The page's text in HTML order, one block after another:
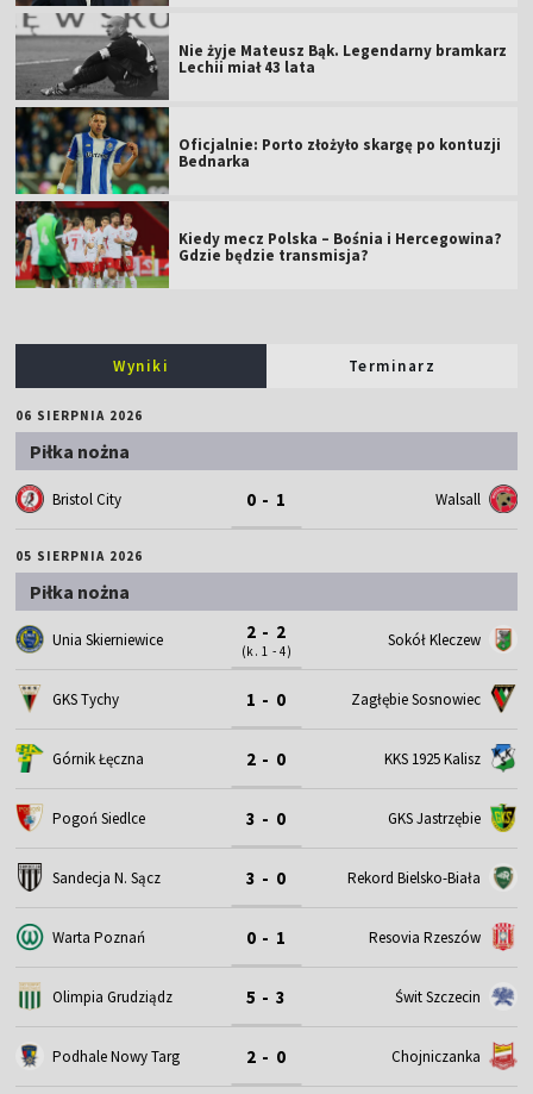
Nie żyje Mateusz Bąk. Legendarny bramkarz
Lechii miał 43 lata
Oficjalnie: Porto złożyło skargę po kontuzji
Bednarka
Kiedy mecz Polska – Bośnia i Hercegowina?
Gdzie będzie transmisja?
Wyniki Terminarz
06 SIERPNIA 2026
Piłka nożna
Bristol City 0 - 1 Walsall
05 SIERPNIA 2026
Piłka nożna
Unia Skierniewice 2 - 2
(k. 1 - 4)
Sokół Kleczew
GKS Tychy 1 - 0 Zagłębie Sosnowiec
Górnik Łęczna 2 - 0 KKS 1925 Kalisz
Pogoń Siedlce 3 - 0 GKS Jastrzębie
Sandecja N. Sącz 3 - 0 Rekord Bielsko-Biała
Warta Poznań 0 - 1 Resovia Rzeszów
Olimpia Grudziądz 5 - 3 Świt Szczecin
Podhale Nowy Targ 2 - 0 Chojniczanka